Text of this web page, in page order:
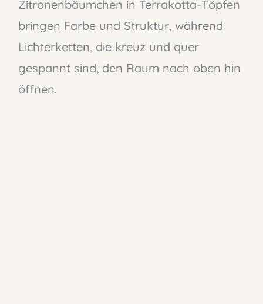
Zitronenbäumchen in Terrakotta-Töpfen
bringen Farbe und Struktur, während
Lichterketten, die kreuz und quer
gespannt sind, den Raum nach oben hin
öffnen.